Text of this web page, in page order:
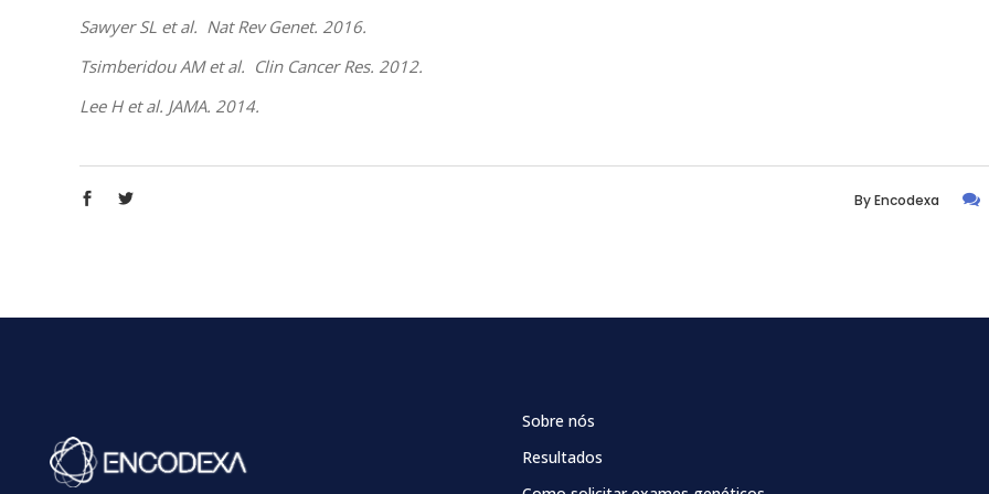
Sawyer SL et al. Nat Rev Genet. 2016.
Tsimberidou AM et al. Clin Cancer Res. 2012.
Lee H et al. JAMA. 2014.
ByEncodexa
Sobre nós
Resultados